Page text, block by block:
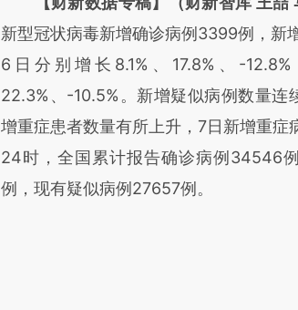
新型冠状病毒新增确诊病例3399例，新
6日分别增长8.1%、17.8%、-
22.3%、-10.5%。新增疑似病例数量
增重症患者数量有所上升，7日新增重症
24时，全国累计报告确诊病例34546
例，现有疑似病例27657例。